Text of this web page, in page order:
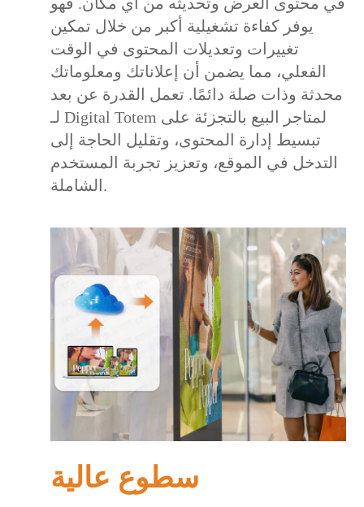
يوفر كفاءة تشغيلية أكبر من خلال تمكين
تغييرات وتعديلات المحتوى في الوقت
الفعلي، مما يضمن أن إعلاناتك ومعلوماتك
محدثة وذات صلة دائمًا. تعمل القدرة عن بعد
لـ Digital Totem لمتاجر البيع بالتجزئة على
تبسيط إدارة المحتوى، وتقليل الحاجة إلى
التدخل في الموقع، وتعزيز تجربة المستخدم
الشاملة.
سطوع عالية